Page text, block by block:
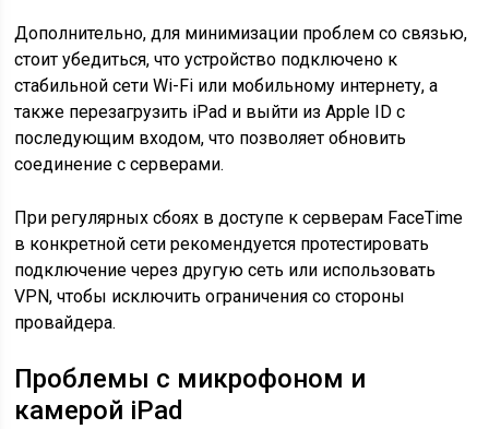
Дополнительно, для минимизации проблем со связью,
стоит убедиться, что устройство подключено к
стабильной сети Wi-Fi или мобильному интернету, а
также перезагрузить iPad и выйти из Apple ID с
последующим входом, что позволяет обновить
соединение с серверами.
При регулярных сбоях в доступе к серверам FaceTime
в конкретной сети рекомендуется протестировать
подключение через другую сеть или использовать
VPN, чтобы исключить ограничения со стороны
провайдера.
Проблемы с микрофоном и
камерой iPad